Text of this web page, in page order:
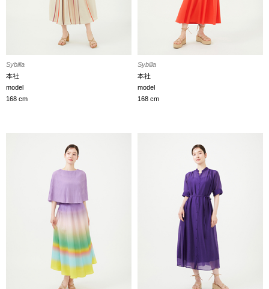
Sybilla
本社
model
168 cm
Sybilla
本社
model
168 cm